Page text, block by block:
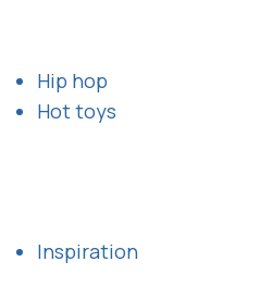
Hip hop
Hot toys
Inspiration